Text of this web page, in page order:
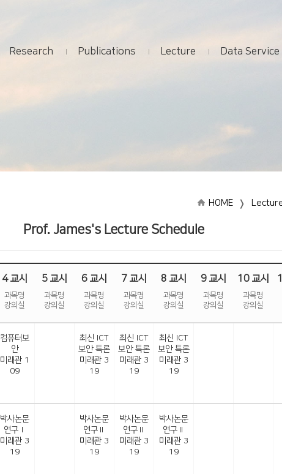
Research Publications Lecture Data Service
HOME
Prof. James's Lecture Schedule
4 교시 5 교시 6 교시 7 교시 8 교시 9 교시 10 교시
과목명
강의실
과목명
강의실
과목명
강의실
과목명
강의실
과목명
강의실
과목명
강의실
과목명
강의실
컴퓨터보
안
미래관 1
09
최신 ICT
보안 특론
미래관 3
19
최신 ICT
보안 특론
미래관 3
19
최신 ICT
보안 특론
미래관 3
19
박사논문
연구Ⅰ
미래관 3
19
박사논문
연구Ⅱ
미래관 3
19
박사논문
연구Ⅱ
미래관 3
19
박사논문
연구Ⅱ
미래관 3
19